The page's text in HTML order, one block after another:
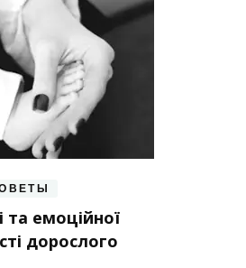
та емоційної
дорослого